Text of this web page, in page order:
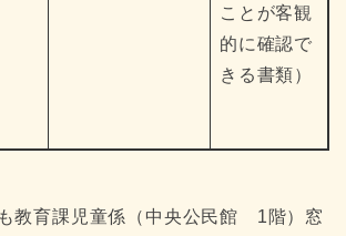
ことが客観
的に確認で
きる書類）
教育課児童係（中央公民館 1階）窓